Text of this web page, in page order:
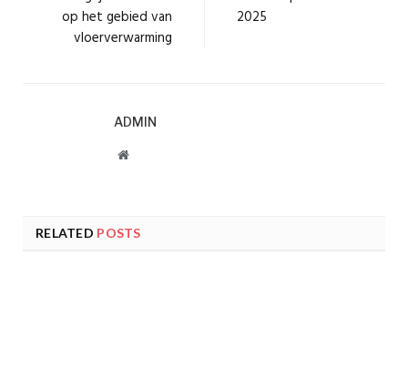
op het gebied van
vloerverwarming
2025
ADMIN
Website
RELATED POSTS